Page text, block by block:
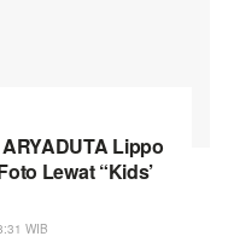
Lippo
Lewat “Kids’
WIB